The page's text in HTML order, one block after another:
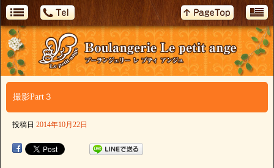
撮影Part３
投稿日 2014年10月22日